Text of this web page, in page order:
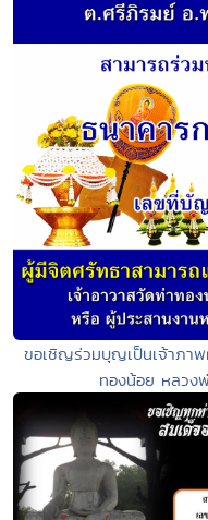
ขอเชิญร่วมบุญเป็นเจ้าภา
ทองน้อย หลวง